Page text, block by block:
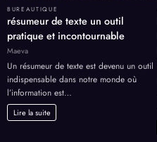
BUREAUTIQUE
résumeur de texte un outil
pratique et incontournable
Maeva
Un résumeur de texte est devenu un outil
indispensable dans notre monde où
l’information est…
Lire la suite